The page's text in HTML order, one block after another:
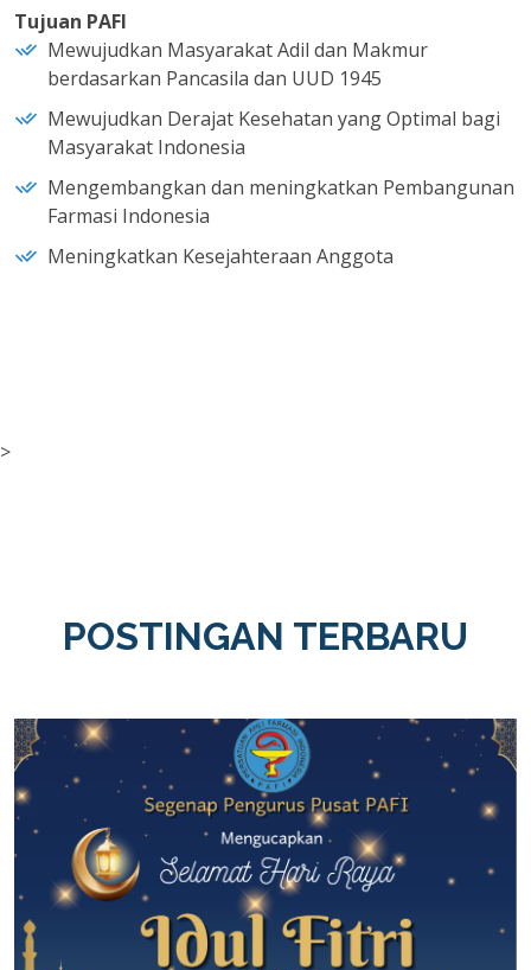
Tujuan PAFI
Mewujudkan Masyarakat Adil dan Makmur
berdasarkan Pancasila dan UUD 1945
Mewujudkan Derajat Kesehatan yang Optimal bagi
Masyarakat Indonesia
Mengembangkan dan meningkatkan Pembangunan
Farmasi Indonesia
Meningkatkan Kesejahteraan Anggota
>
POSTINGAN TERBARU